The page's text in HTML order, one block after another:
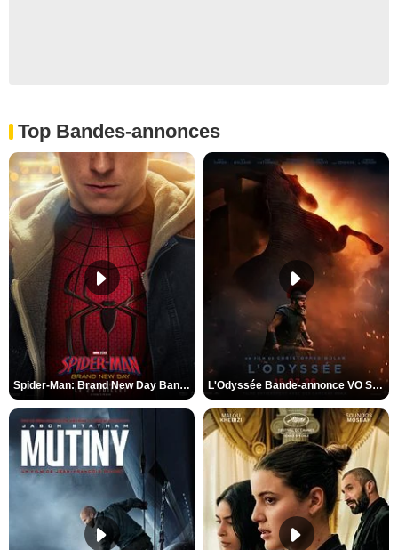
Top Bandes-annonces
Spider-Man: Brand New Day Bande-annonce VO STFR L'Odyssée Bande-annonce VO STFR